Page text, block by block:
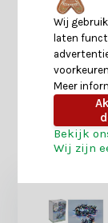
Reviews
Heb je nog
producten?
Wij
laten
Meer
Bekijk
Wij zijn